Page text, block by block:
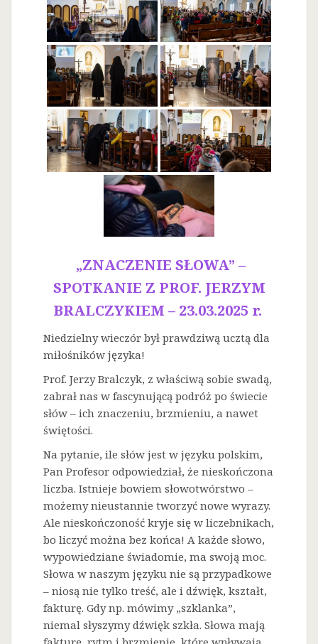
„ZNACZENIE SŁOWA” –
SPOTKANIE Z PROF. JERZYM
BRALCZYKIEM – 23.03.2025 r.
Niedzielny wieczór był prawdziwą ucztą dla
miłośników języka!
Prof. Jerzy Bralczyk, z właściwą sobie swadą,
zabrał nas w fascynującą podróż po świecie
słów – ich znaczeniu, brzmieniu, a nawet
świętości.
Na pytanie, ile słów jest w języku polskim,
Pan Profesor odpowiedział, że nieskończona
liczba. Istnieje bowiem słowotwórstwo –
możemy nieustannie tworzyć nowe wyrazy.
Ale nieskończoność kryje się w liczebnikach,
bo liczyć można bez końca! A każde słowo,
wypowiedziane świadomie, ma swoją moc.
Słowa w naszym języku nie są przypadkowe
– niosą nie tylko treść, ale i dźwięk, kształt,
fakturę. Gdy np. mówimy „szklanka”,
niemal słyszymy dźwięk szkła. Słowa mają